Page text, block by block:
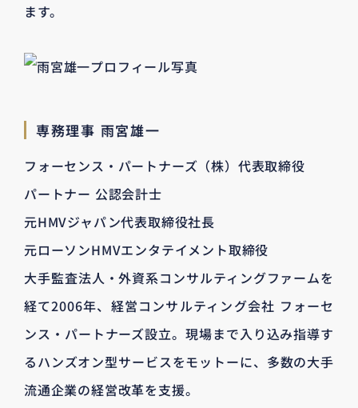
ます。
専務理事 雨宮雄一
フォーセンス・パートナーズ（株）代表取締役
パートナー 公認会計士
元HMVジャパン代表取締役社長
元ローソンHMVエンタテイメント取締役
大手監査法人・外資系コンサルティングファームを
経て2006年、経営コンサルティング会社 フォーセ
ンス・パートナーズ設立。現場まで入り込み指導す
るハンズオン型サービスをモットーに、多数の大手
流通企業の経営改革を支援。